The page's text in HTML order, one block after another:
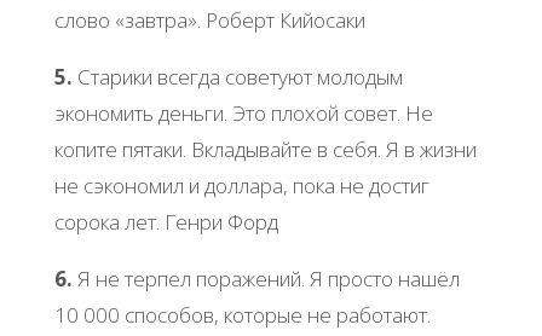
слово «завтра». Роберт Кийосаки
5. Старики всегда советуют молодым
экономить деньги. Это плохой совет. Не
копите пятаки. Вкладывайте в себя. Я в жизни
не сэкономил и доллара, пока не достиг
сорока лет. Генри Форд
6. Я не терпел поражений. Я просто нашёл
10 000 способов, которые не работают.